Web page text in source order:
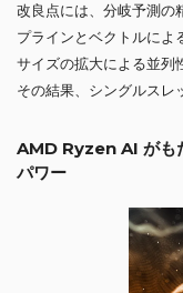
改良点には、分岐予測の
プラインとベクトルによ
サイズの拡大による並列
その結果、シングルスレ
AMD Ryzen AI がも
パワー